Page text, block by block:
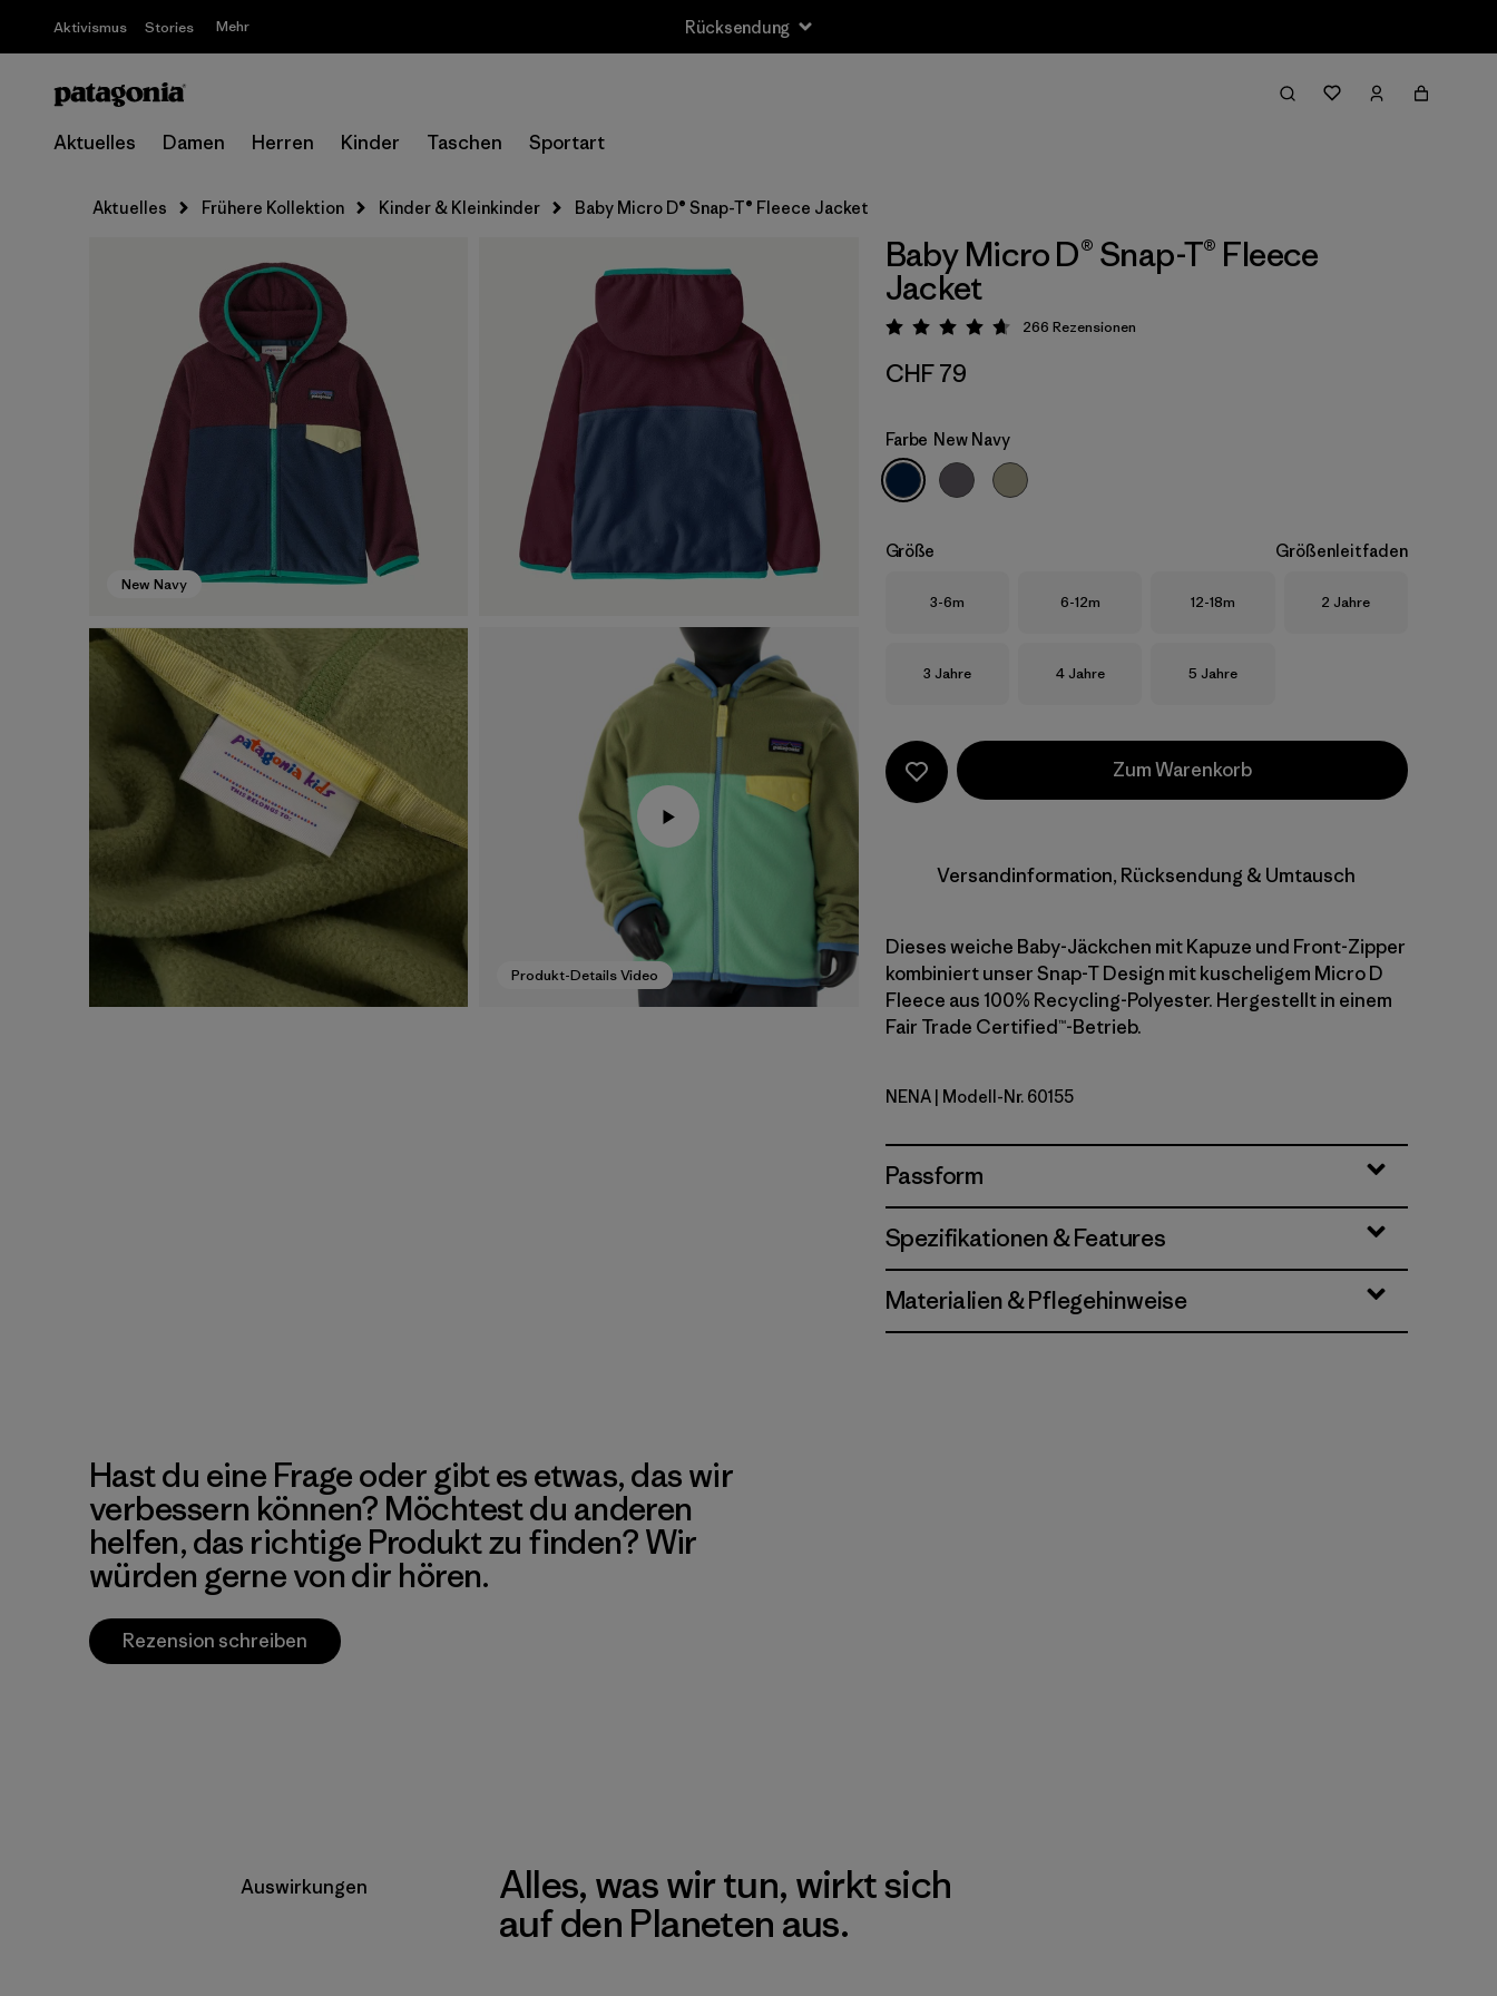
Aktivismus Stories Mehr Rücksendung
Aktuelles Damen Herren Kinder Taschen Sportart
Aktuelles Frühere Kollektion Kinder & Kleinkinder Baby Micro D® Snap-T® Fleece Jacket
New Navy
Produkt-Details Video
Baby Micro D® Snap-T® Fleece
Jacket
Bewertung: 4.7 / 5
266 Rezensionen
CHF 79
Farbe New Navy
Größe Größenleitfaden
Größe
3-6m Größe
6-12m Größe
12-18m Größe
2 Jahre
Größe
3 Jahre Größe
4 Jahre Größe
5 Jahre
Zum Warenkorb
Versandinformation, Rücksendung & Umtausch
Dieses weiche Baby-Jäckchen mit Kapuze und Front-Zipper
kombiniert unser Snap-T Design mit kuscheligem Micro D
Fleece aus 100% Recycling-Polyester. Hergestellt in einem
Fair Trade Certified™-Betrieb.
New Navy
NENA | Modell-Nr. 60155
Passform
Spezifikationen & Features
Materialien & Pflegehinweise
Hast du eine Frage oder gibt es etwas, das wir
verbessern können? Möchtest du anderen
helfen, das richtige Produkt zu finden? Wir
würden gerne von dir hören.
Rezension schreiben
Auswirkungen
Alles, was wir tun, wirkt sich
auf den Planeten aus.